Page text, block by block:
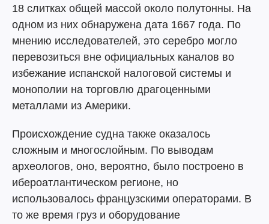
18 слитках общей массой около полутонны. На
одном из них обнаружена дата 1667 года. По
мнению исследователей, это серебро могло
перевозиться вне официальных каналов во
избежание испанской налоговой системы и
монополии на торговлю драгоценными
металлами из Америки.
Происхождение судна также оказалось
сложным и многослойным. По выводам
археологов, оно, вероятно, было построено в
ибероатлантическом регионе, но
использовалось французскими операторами. В
то же время груз и оборудование